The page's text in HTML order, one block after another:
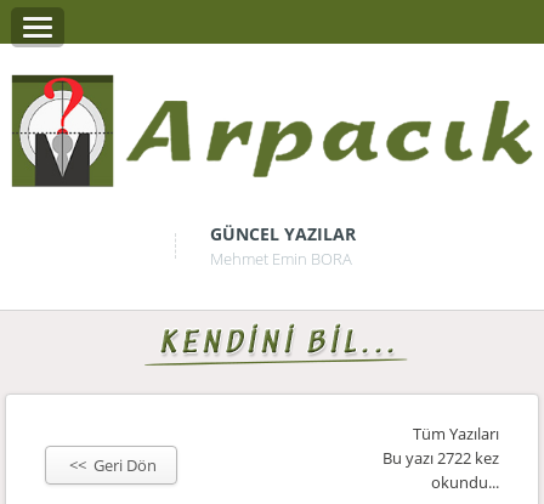
GÜNCEL YAZILAR
Mehmet Emin BORA
<< Geri Dön
Tüm Yazıları
Bu yazı 2722 kez
okundu...